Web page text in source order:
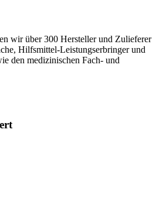
wir über 300 Hersteller und Zulieferer
Hilfsmittel-Leistungserbringer und
den medizinischen Fach- und